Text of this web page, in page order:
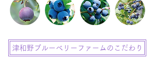
津和野ブルーベリーファームのこだわり